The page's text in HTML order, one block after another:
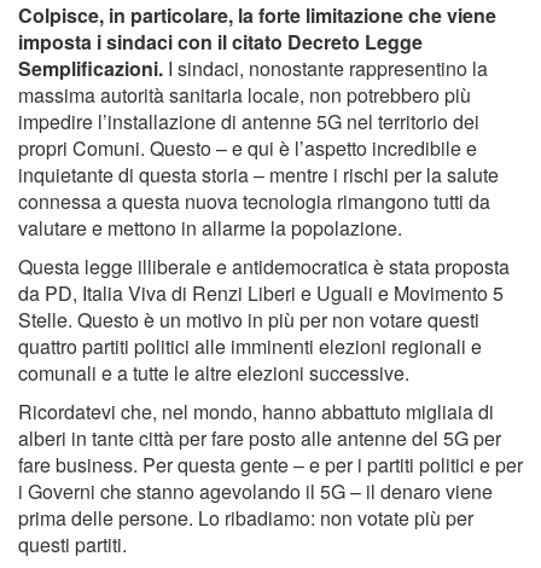
Colpisce, in particolare, la forte limitazione che viene
imposta i sindaci con il citato Decreto Legge
Semplificazioni. I sindaci, nonostante rappresentino la
massima autorità sanitaria locale, non potrebbero più
impedire l’installazione di antenne 5G nel territorio dei
propri Comuni. Questo – e qui è l’aspetto incredibile e
inquietante di questa storia – mentre i rischi per la salute
connessa a questa nuova tecnologia rimangono tutti da
valutare e mettono in allarme la popolazione.
Questa legge illiberale e antidemocratica è stata proposta
da PD, Italia Viva di Renzi Liberi e Uguali e Movimento 5
Stelle. Questo è un motivo in più per non votare questi
quattro partiti politici alle imminenti elezioni regionali e
comunali e a tutte le altre elezioni successive.
Ricordatevi che, nel mondo, hanno abbattuto migliaia di
alberi in tante città per fare posto alle antenne del 5G per
fare business. Per questa gente – e per i partiti politici e per
i Governi che stanno agevolando il 5G – il denaro viene
prima delle persone. Lo ribadiamo: non votate più per
questi partiti.